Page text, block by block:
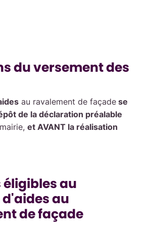
du versement des
au ravalement de façade se
de la déclaration préalable
et AVANT la réalisation
éligibles au
au
de façade